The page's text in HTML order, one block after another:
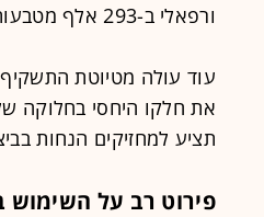
ורפאלי ב-293 אלף מטבעות.
עוד עולה מטיוטת
תציע למחזיקים הנחות
פירוט רב על השימוש